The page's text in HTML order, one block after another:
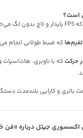
است؟
که FPS پایدار و تاچ بدون لگ می‌خواهند.
که ضبط طولانی انجام
حرکتکه با ناوبری،
باتری و کارایی بلندمدت